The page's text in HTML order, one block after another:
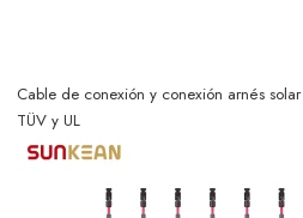
Cable de conexión y conexión arnés solar
TÜV y UL